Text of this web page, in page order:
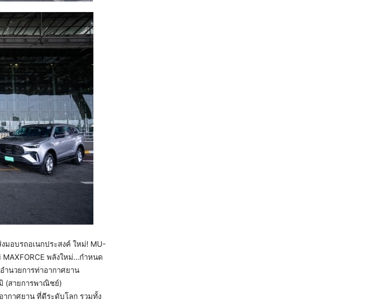
มอบรถอเนกประสงค์ ใหม่! MU-
MAXFORCE พลังใหม่…กำหนด
นวยการท่าอากาศยาน
(สายการพาณิชย์)
ากาศยาน ที่ดีระดับโลก รวมทั้ง